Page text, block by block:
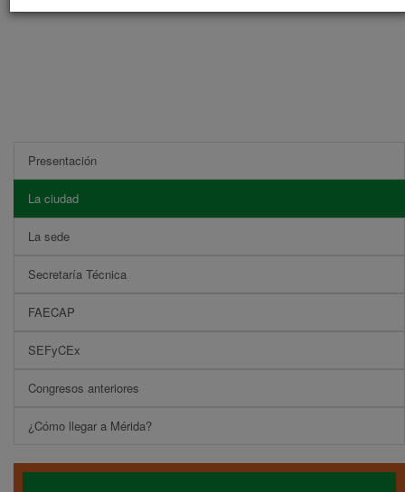
Presentación
La ciudad
La sede
Secretaría Técnica
FAECAP
SEFyCEx
Congresos anteriores
¿Cómo llegar a Mérida?